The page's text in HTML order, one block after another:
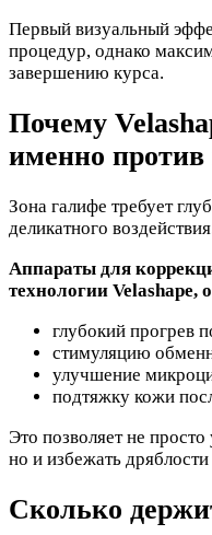
Первый визуальный
процедур, однако
завершению курса.
Почему
именно против
Зона галифе требует
деликатного
Аппараты для
технологии Velashape,
глубокий прогрев
стимуляцию
улучшение
подтяжку кожи
Это позволяет не
но и избежать
Сколько